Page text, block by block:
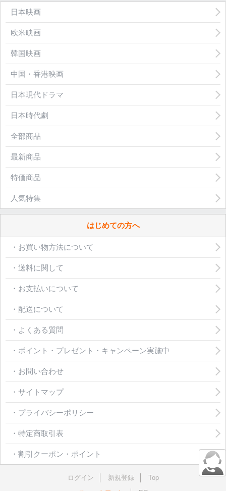
日本映画
欧米映画
韓国映画
中国・香港映画
日本現代ドラマ
日本時代劇
全部商品
最新商品
特価商品
人気特集
はじめての方へ
・お買い物方法について
・送料に関して
・お支払いについて
・配送について
・よくある質問
・ポイント・プレゼント・キャンペーン実施中
・お問い合わせ
・サイトマップ
・プライバシーポリシー
・特定商取引表
・割引クーポン・ポイント
ログイン 新規登録
Top